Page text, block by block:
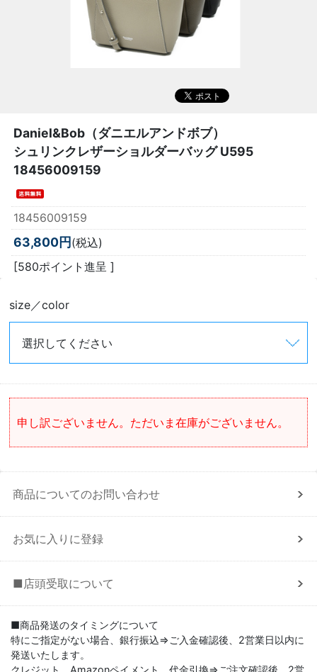
Daniel&Bob（ダニエルアンドボブ）
シュリンクレザーショルダーバッグ U595
18456009159
18456009159
63,800円(税込)
[580ポイント進呈 ]
size／color
申し訳ございません。ただいま在庫がございません。
商品についてのお問い合わせ
お気に入りに登録
■店頭受取について
■商品発送のタイミングについて
特にご指定がない場合、銀行振込⇒ご入金確認後、2営業日以内に
発送いたします。